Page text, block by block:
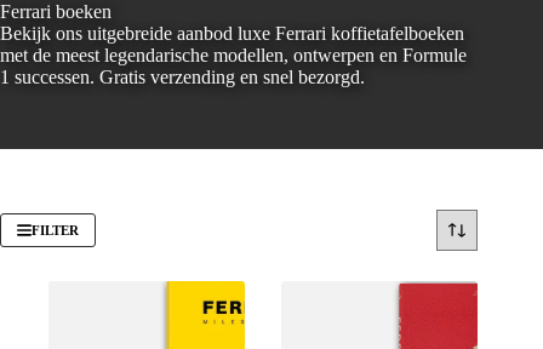
Ferrari boeken
Bekijk ons uitgebreide aanbod luxe Ferrari koffietafelboeken
met de meest legendarische modellen, ontwerpen en Formule
1 successen. Gratis verzending en snel bezorgd.
FILTER